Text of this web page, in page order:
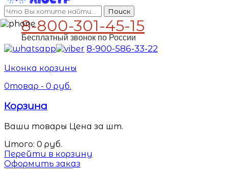
Поиск
8-800-301-45-15
Бесплатный звонок по России
8-900-586-33-22
Иконка корзины
0товар - 0 руб.
Корзина
Ваши товары Цена за шт.
Итого: 0 руб.
Перейти в корзину
Оформить заказ